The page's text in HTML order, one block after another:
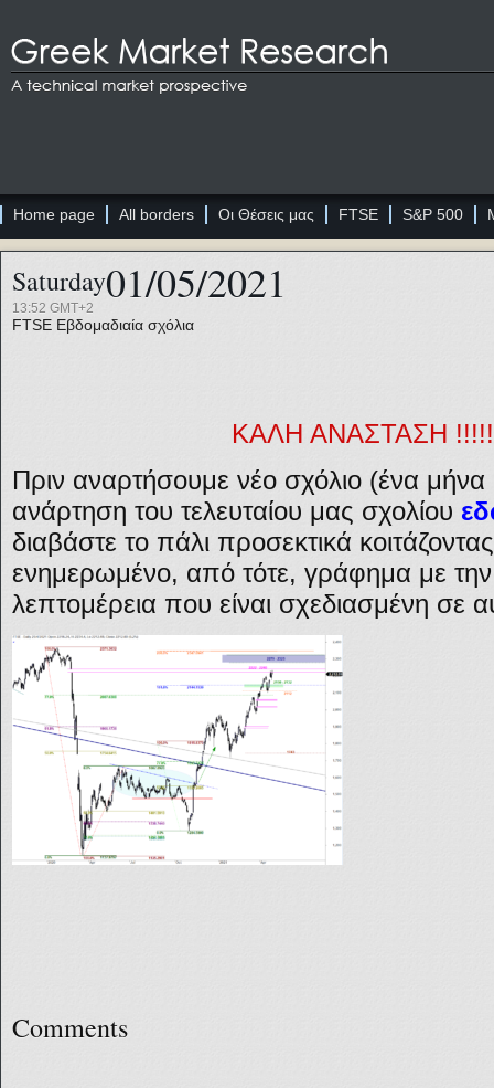
Home page All borders Οι Θέσεις μας FTSE S&P 500
Saturday01/05/2021
13:52 GMT+2
FTSE Εβδομαδιαία σχόλια
ΚΑΛΗ ΑΝΑΣΤΑΣΗ
Πριν αναρτήσουμε νέο σχόλιο (ένα
ανάρτηση του τελευταίου μας σχολίου
διαβάστε το πάλι προσεκτικά
ενημερωμένο, από τότε, γράφημα με
λεπτομέρεια που είναι σχεδιασμένη σε
Comments